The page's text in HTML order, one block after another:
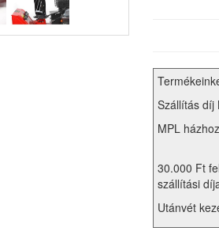
Szállítás díj
MPL
30.000 Ft
szállítási
Utánvét